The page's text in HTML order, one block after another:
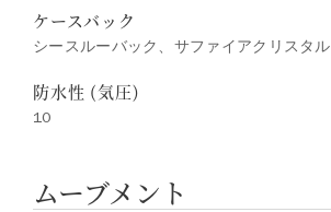
ケースバック
シースルーバック、サファイアクリスタル
防水性 (気圧)
10
ムーブメント